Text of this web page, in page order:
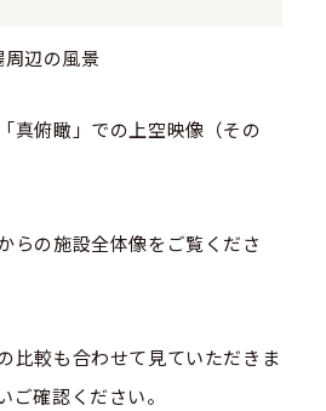
周辺の風景
真俯瞰」での上空映像（その
らの施設全体像をご覧くださ
比較も合わせて見ていただきま
ご確認ください。